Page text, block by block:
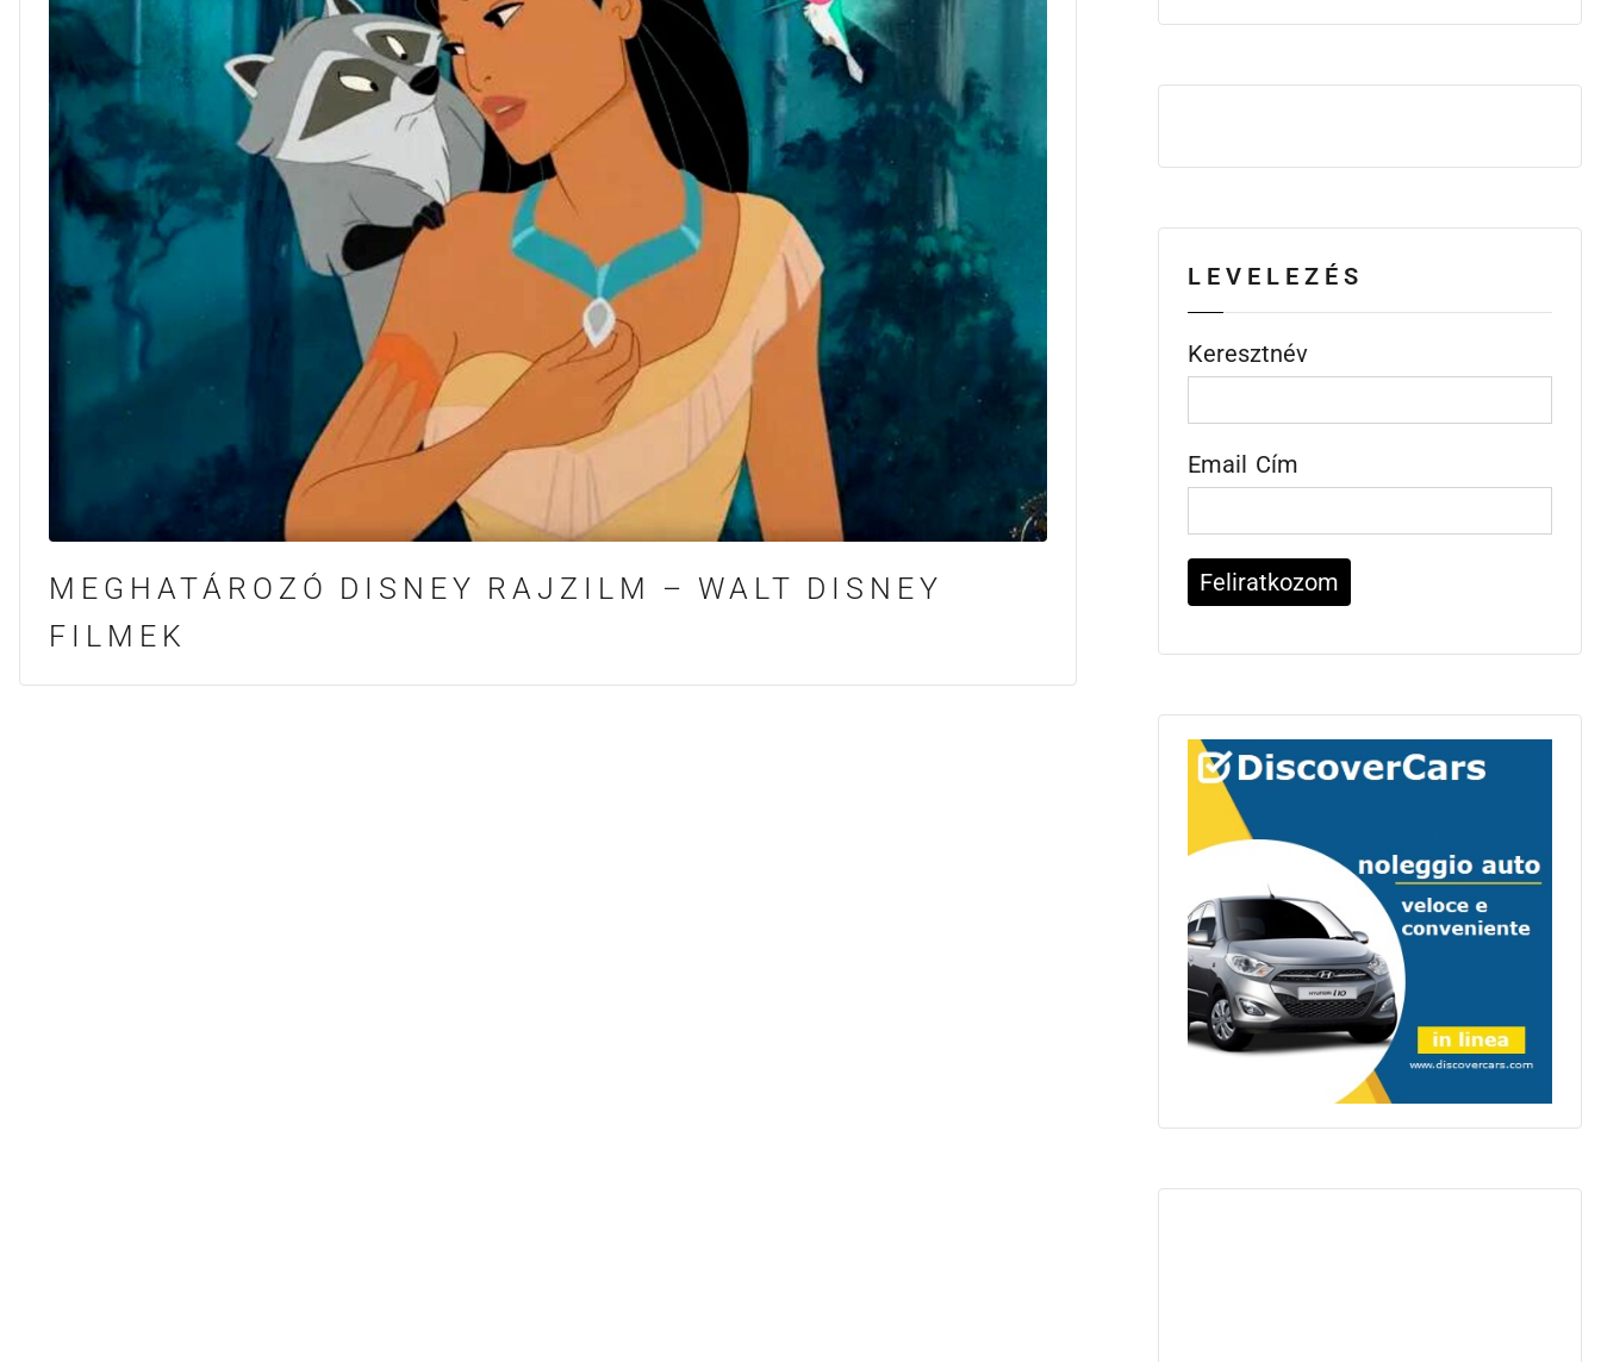
MEGHATÁROZÓ DISNEY RAJZILM – WALT DISNEY
FILMEK
LEVELEZÉS
Keresztnév
Email Cím